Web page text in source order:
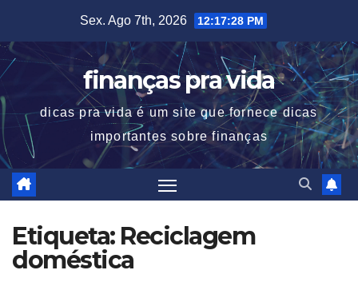
content
Sex. Ago 7th, 2026 12:17:28 PM
finanças pra vida
dicas pra vida é um site que fornece dicas
importantes sobre finanças
Etiqueta: Reciclagem
doméstica